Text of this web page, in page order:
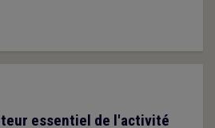
essentiel de l'activité